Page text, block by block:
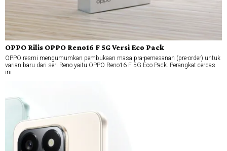
OPPO Rilis OPPO Reno16 F 5G Versi Eco Pack
OPPO resmi mengumumkan pembukaan masa pra-pemesanan (pre-order) untuk
varian baru dari seri Reno yaitu OPPO Reno16 F 5G Eco Pack. Perangkat cerdas
ini